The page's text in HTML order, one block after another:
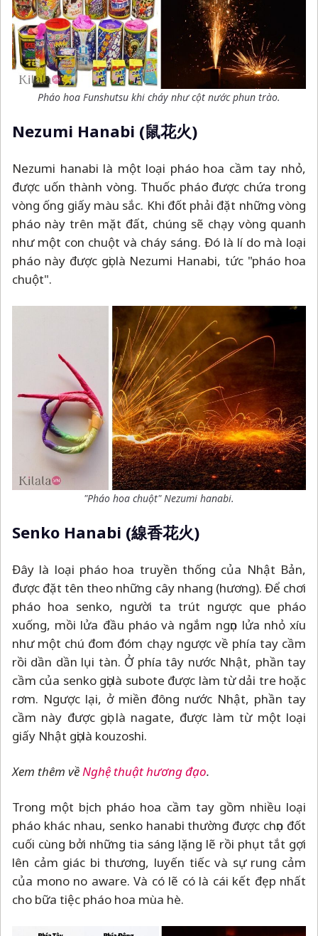
Pháo hoa Funshutsu khi cháy như cột nước phun trào.
Nezumi Hanabi (鼠花火)
Nezumi hanabi là một loại pháo hoa cầm tay nhỏ,
được uốn thành vòng. Thuốc pháo được chứa trong
vòng ống giấy màu sắc. Khi đốt phải đặt những vòng
pháo này trên mặt đất, chúng sẽ chạy vòng quanh
như một con chuột và cháy sáng. Đó là lí do mà loại
pháo này được gọi là Nezumi Hanabi, tức "pháo hoa
chuột".
"Pháo hoa chuột" Nezumi hanabi.
Senko Hanabi (線香花火)
Đây là loại pháo hoa truyền thống của Nhật Bản,
được đặt tên theo những cây nhang (hương). Để chơi
pháo hoa senko, người ta trút ngược que pháo
xuống, mồi lửa đầu pháo và ngắm ngọn lửa nhỏ xíu
như một chú đom đóm chạy ngược về phía tay cầm
rồi dần dần lụi tàn. Ở phía tây nước Nhật, phần tay
cầm của senko gọi là subote được làm từ dải tre hoặc
rơm. Ngược lại, ở miền đông nước Nhật, phần tay
cầm này được gọi là nagate, được làm từ một loại
giấy Nhật gọi là kouzoshi.
Xem thêm vềNghệ thuật hương đạo.
Trong một bịch pháo hoa cầm tay gồm nhiều loại
pháo khác nhau, senko hanabi thường được chọn đốt
cuối cùng bởi những tia sáng lặng lẽ rồi phụt tắt gợi
lên cảm giác bi thương, luyến tiếc và sự rung cảm
của mono no aware. Và có lẽ có là cái kết đẹp nhất
cho bữa tiệc pháo hoa mùa hè.